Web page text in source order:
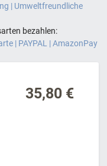
| Umweltfreundliche
bezahlen:
| PAYPAL | AmazonPay
35,80 €